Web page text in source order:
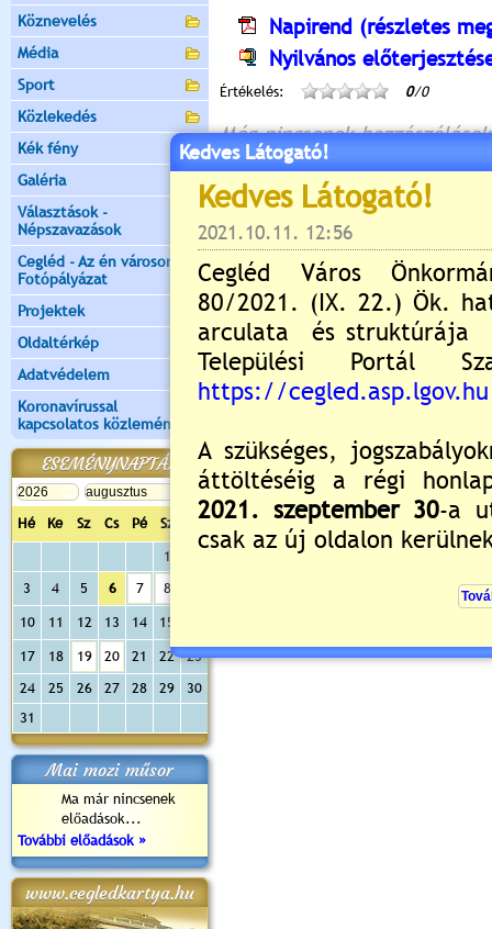
Köznevelés
Média
Sport
Közlekedés
Kék fény
Galéria
Választások -
Népszavazások
Cegléd - Az én városom -
Fotópályázat
Projektek
Oldaltérkép
Adatvédelem
Koronavírussal
kapcsolatos közlemények
ESEMÉNYNAPTÁR
Hé Ke Sz Cs Pé Sz
Va
1
3
4 5 6 7 8
10 11 12 13 14 15
17 18 19 20 21 22
23
24
25 26 27 28 29
30
31
Mai mozi műsor
Ma már nincsenek
előadások...
További előadások »
www.cegledkartya.hu
Napirend (részletes
Nyilvános
Értékelés: 0/0
Még nincsenek hozzászólások
Új hozzászólás:
Kérjük jelentkezzen be,
Kedves Látogató!